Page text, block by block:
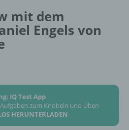
mit dem
Engels von
IQ Test App
zum Knobeln und Üben
HERUNTERLADEN